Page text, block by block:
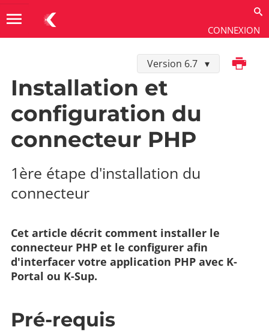
CONNEXION
menu
Version 6.7Imprimer
Connecteurs SI →
Connecteur PHP
Installation et
configuration du
connecteur PHP
1ère étape d'installation du
connecteur
Cet article décrit comment installer le
connecteur PHP et le configurer afin
d'interfacer votre application PHP avec K-
Portal ou K-Sup.
Pré-requis